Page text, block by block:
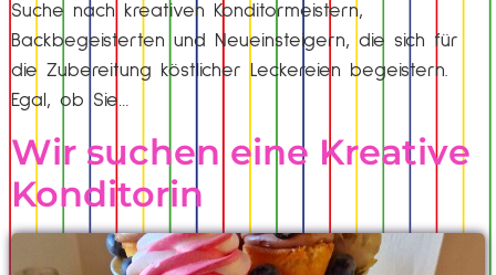
Suche nach kreativen Konditormeistern,
Backbegeisterten und Neueinsteigern, die sich für
die Zubereitung köstlicher Leckereien begeistern.
Egal, ob Sie…
Wir suchen eine Kreative
Konditorin